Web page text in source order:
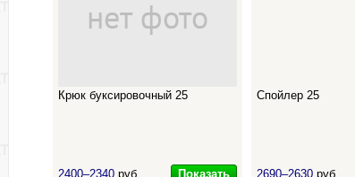
Крюк буксировочный 25
2400–2340 руб. Показать
Спойлер 25
2690–2630 руб.